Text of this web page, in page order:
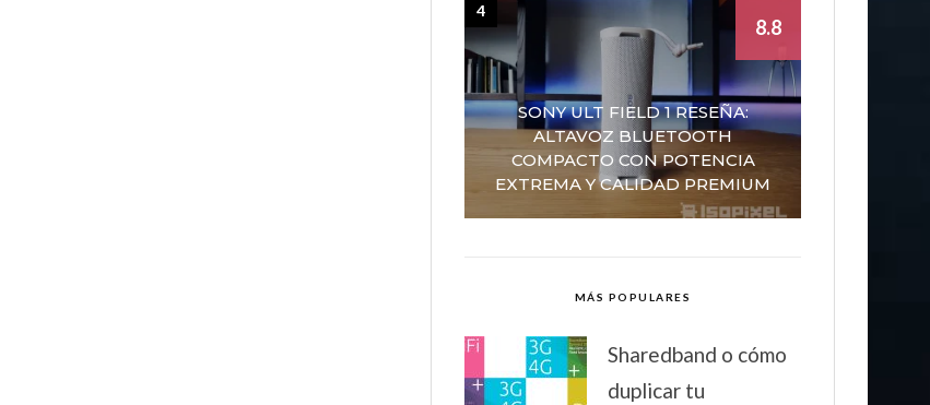
SONY ULT FIELD 1 RESEÑA:
ALTAVOZ BLUETOOTH
COMPACTO CON POTENCIA
EXTREMA Y CALIDAD PREMIUM
8.8
4
MÁS POPULARES
Sharedband o cómo
duplicar tu